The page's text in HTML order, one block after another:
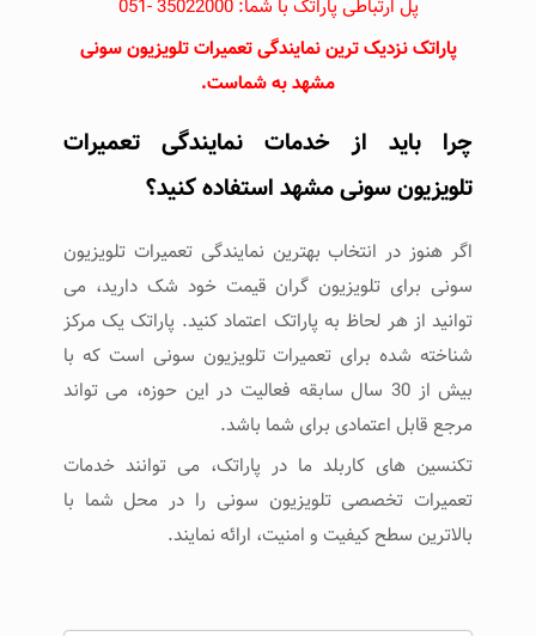
پل ارتباطی پاراتک با شما: 35022000 -051
پاراتک نزدیک ترین نمایندگی تعمیرات تلویزیون سونی
مشهد به شماست.
چرا باید از خدمات نمایندگی تعمیرات
تلویزیون سونی مشهد استفاده کنید؟
اگر هنوز در انتخاب بهترین نمایندگی تعمیرات تلویزیون
سونی برای تلویزیون گران قیمت خود شک دارید، می
توانید از هر لحاظ به پاراتک اعتماد کنید. پاراتک یک مرکز
شناخته شده برای تعمیرات تلویزیون سونی است که با
بیش از 30 سال سابقه فعالیت در این حوزه، می تواند
مرجع قابل اعتمادی برای شما باشد.
تکنسین های کاربلد ما در پاراتک، می توانند خدمات
تعمیرات تخصصی تلویزیون سونی را در محل شما با
بالاترین سطح کیفیت و امنیت، ارائه نمایند.